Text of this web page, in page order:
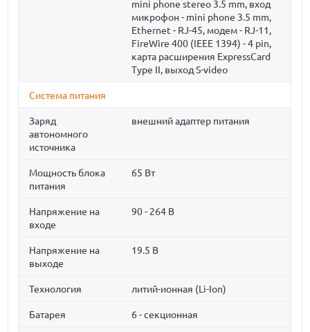
mini phone stereo 3.5 mm, вход
микрофон - mini phone 3.5 mm,
Ethernet - RJ-45, модем - RJ-11,
FireWire 400 (IEEE 1394) - 4 pin,
карта расширения ExpressCard
Type II, выход S-video
Система питания
Заряд
автономного
источника
внешний адаптер питания
Мощность блока
питания
65 Вт
Напряжение на
входе
90 - 264 В
Напряжение на
выходе
19.5 В
Технология литий-ионная (Li-Ion)
Батарея 6 - секционная